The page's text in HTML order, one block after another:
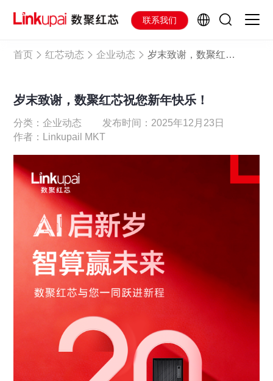
联系我们
首页 红芯动态 企业动态 岁末致谢，数聚红芯祝您新年快乐！
岁末致谢，数聚红芯祝您新年快乐！
分类：企业动态
发布时间：2025年12月23日
作者：Linkupail MKT